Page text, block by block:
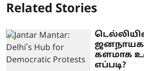
Related Stories
களமாக
எப்படி?